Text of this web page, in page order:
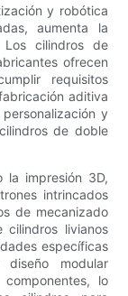
y robótica
aumenta la
Los cilindros de
ofrecen
requisitos
aditiva
y
de doble
la impresión 3D,
intrincados
de mecanizado
cilindros livianos
específicas
modular
lo